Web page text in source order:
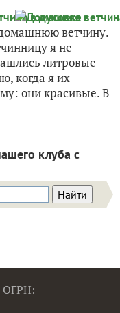
ветчину.
я не
литровые
когда я их
они красивые. В
клуба с
ОГРН: